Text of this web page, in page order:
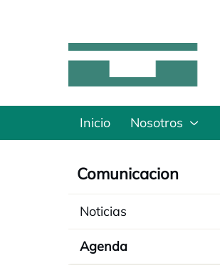
Inicio Nosotros
Comunicacion
Noticias
Agenda